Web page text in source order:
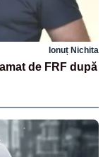
Ionuț Nichita
de FRF după